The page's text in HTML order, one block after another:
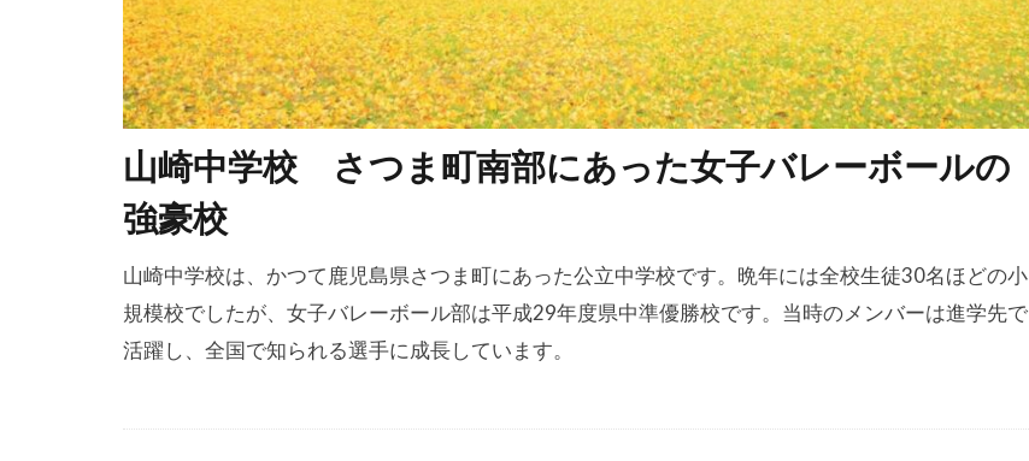
山崎中学校 さつま町南部にあった女子バレーボールの
強豪校
山崎中学校は、かつて鹿児島県さつま町にあった公立中学校です。晩年には全校生徒30名ほどの小
規模校でしたが、女子バレーボール部は平成29年度県中準優勝校です。当時のメンバーは進学先で
活躍し、全国で知られる選手に成長しています。